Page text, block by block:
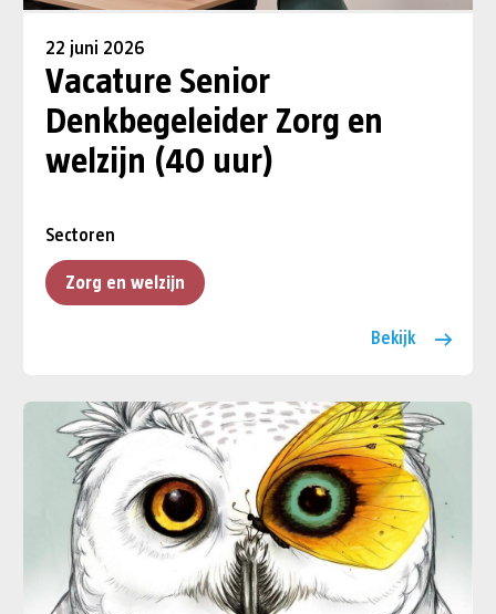
22 juni 2026
Vacature Senior
Denkbegeleider Zorg en
welzijn (40 uur)
Sectoren
Zorg en welzijn
Bekijk